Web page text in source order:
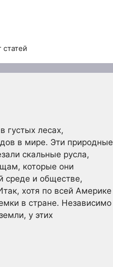
статей
густых лесах,
в мире. Эти природные
скальные русла,
которые они
среде и обществе,
хотя по всей Америке
в стране. Независимо
у этих